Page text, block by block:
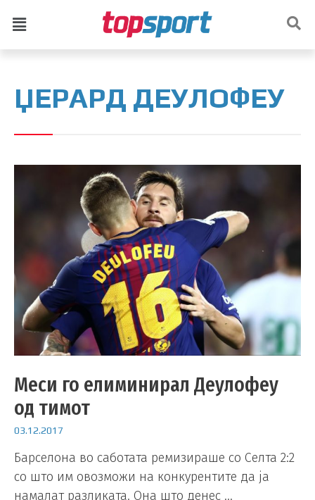
ЏЕРАРД ДЕУЛОФЕУ
Меси го елиминирал Деулофеу
од тимот
03.12.2017
Барселона во саботата ремизираше со Селта 2:2
со што им овозможи на конкурентите да ја
намалат разликата. Она што денес …